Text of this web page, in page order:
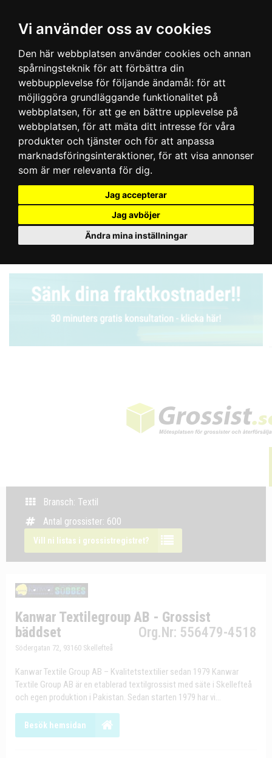
Vi använder oss av cookies
Den här webbplatsen använder cookies och annan
spårningsteknik för att förbättra din
webbupplevelse för följande ändamål: för att
möjliggöra grundläggande funktionalitet på
webbplatsen, för att ge en bättre upplevelse på
webbplatsen, för att mäta ditt intresse för våra
produkter och tjänster och för att anpassa
marknadsföringsinteraktioner, för att visa annonser
som är mer relevanta för dig.
Jag accepterar
Jag avböjer
Ändra mina inställningar
Bransch: Textil
Antal grossister: 600
Vill ni listas i grossistregistret?
Kanwar Textilegroup AB - Grossist
bäddset
Org.Nr: 556479-4518
Södergatan 72, 93160 Skellefteå
Kanwar Textile Group AB – Kvalitetstextilier sedan 1979 Kanwar
Textile Group AB är en etablerad textilgrossist med säte i Skellefteå
och egen produktion i Pakistan. Sedan starten 1979 har vi...
Besök hemsidan